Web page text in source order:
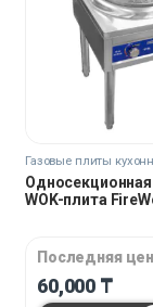
Газовые плиты
Односекционная
WOK-плита
Последняя
60,000 ₸